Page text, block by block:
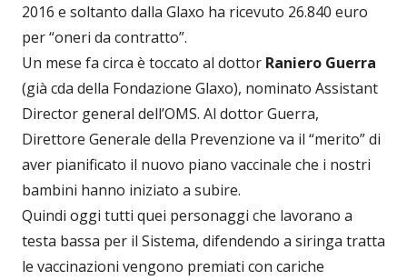
2016 e soltanto dalla Glaxo ha ricevuto 26.840 euro
per “oneri da contratto”.
Un mese fa circa è toccato al dottor Raniero Guerra
(già cda della Fondazione Glaxo), nominato Assistant
Director general dell’OMS. Al dottor Guerra,
Direttore Generale della Prevenzione va il “merito” di
aver pianificato il nuovo piano vaccinale che i nostri
bambini hanno iniziato a subire.
Quindi oggi tutti quei personaggi che lavorano a
testa bassa per il Sistema, difendendo a siringa tratta
le vaccinazioni vengono premiati con cariche